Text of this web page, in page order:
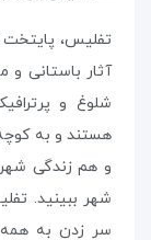
تفلیس، پایتخت
آثار باستانی
شلوغ و
هستند و به
و هم زندگی
شهر ببینید.
سر زدن به همه‌